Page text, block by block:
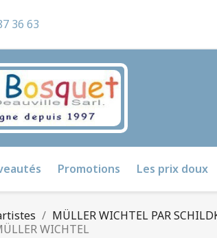
36 63
Promotions Les prix doux
MÜLLER WICHTEL PAR
WICHTEL